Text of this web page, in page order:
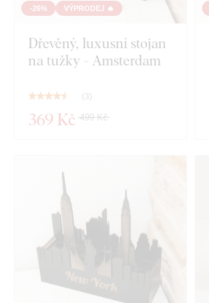
-26% VÝPRODEJ 🔥
Dřevěný, luxusní stojan
na tužky - Amsterdam
(3)
369 Kč 499 Kč